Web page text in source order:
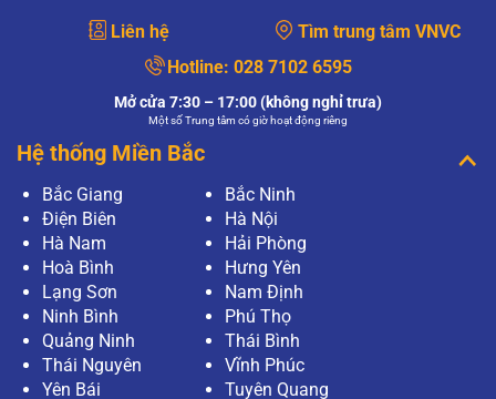
Liên hệ
Tìm trung tâm VNVC
Hotline: 028 7102 6595
Mở cửa 7:30 – 17:00 (không nghỉ trưa)
Một số Trung tâm có giờ hoạt động riêng
Hệ thống Miền Bắc
Bắc Giang
Bắc Ninh
Điện Biên
Hà Nội
Hà Nam
Hải Phòng
Hoà Bình
Hưng Yên
Lạng Sơn
Nam Định
Ninh Bình
Phú Thọ
Quảng Ninh
Thái Bình
Thái Nguyên
Vĩnh Phúc
Yên Bái
Tuyên Quang